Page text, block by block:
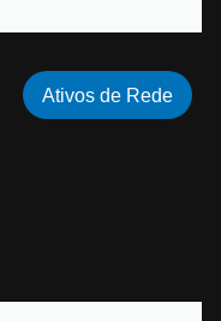
Ativos de Rede